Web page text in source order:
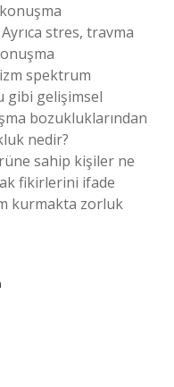
stres, travma
spektrum
gibi gelişimsel
bozukluklarından
nedir?
sahip kişiler ne
fikirlerini ifade
kurmakta zorluk